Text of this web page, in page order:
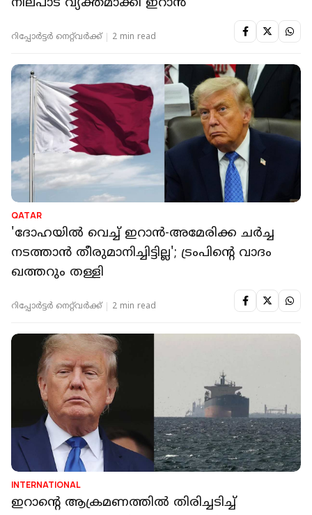
നിലപാട് വ്യക്തമാക്കി ഇറാന്‍
റിപ്പോർട്ടർ നെറ്റ്‌വര്‍ക്ക്‌ 2 min read
QATAR
'ദോഹയില്‍ വെച്ച് ഇറാന്‍-അമേരിക്ക ചര്‍ച്ച
നടത്താന്‍ തീരുമാനിച്ചിട്ടില്ല'; ട്രംപിന്റെ വാദം
ഖത്തറും തള്ളി
റിപ്പോർട്ടർ നെറ്റ്‌വര്‍ക്ക്‌ 2 min read
INTERNATIONAL
ഇറാന്റെ ആക്രമണത്തില്‍ തിരിച്ചടിച്ച്